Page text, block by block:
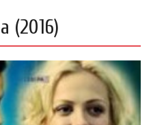
(2016)